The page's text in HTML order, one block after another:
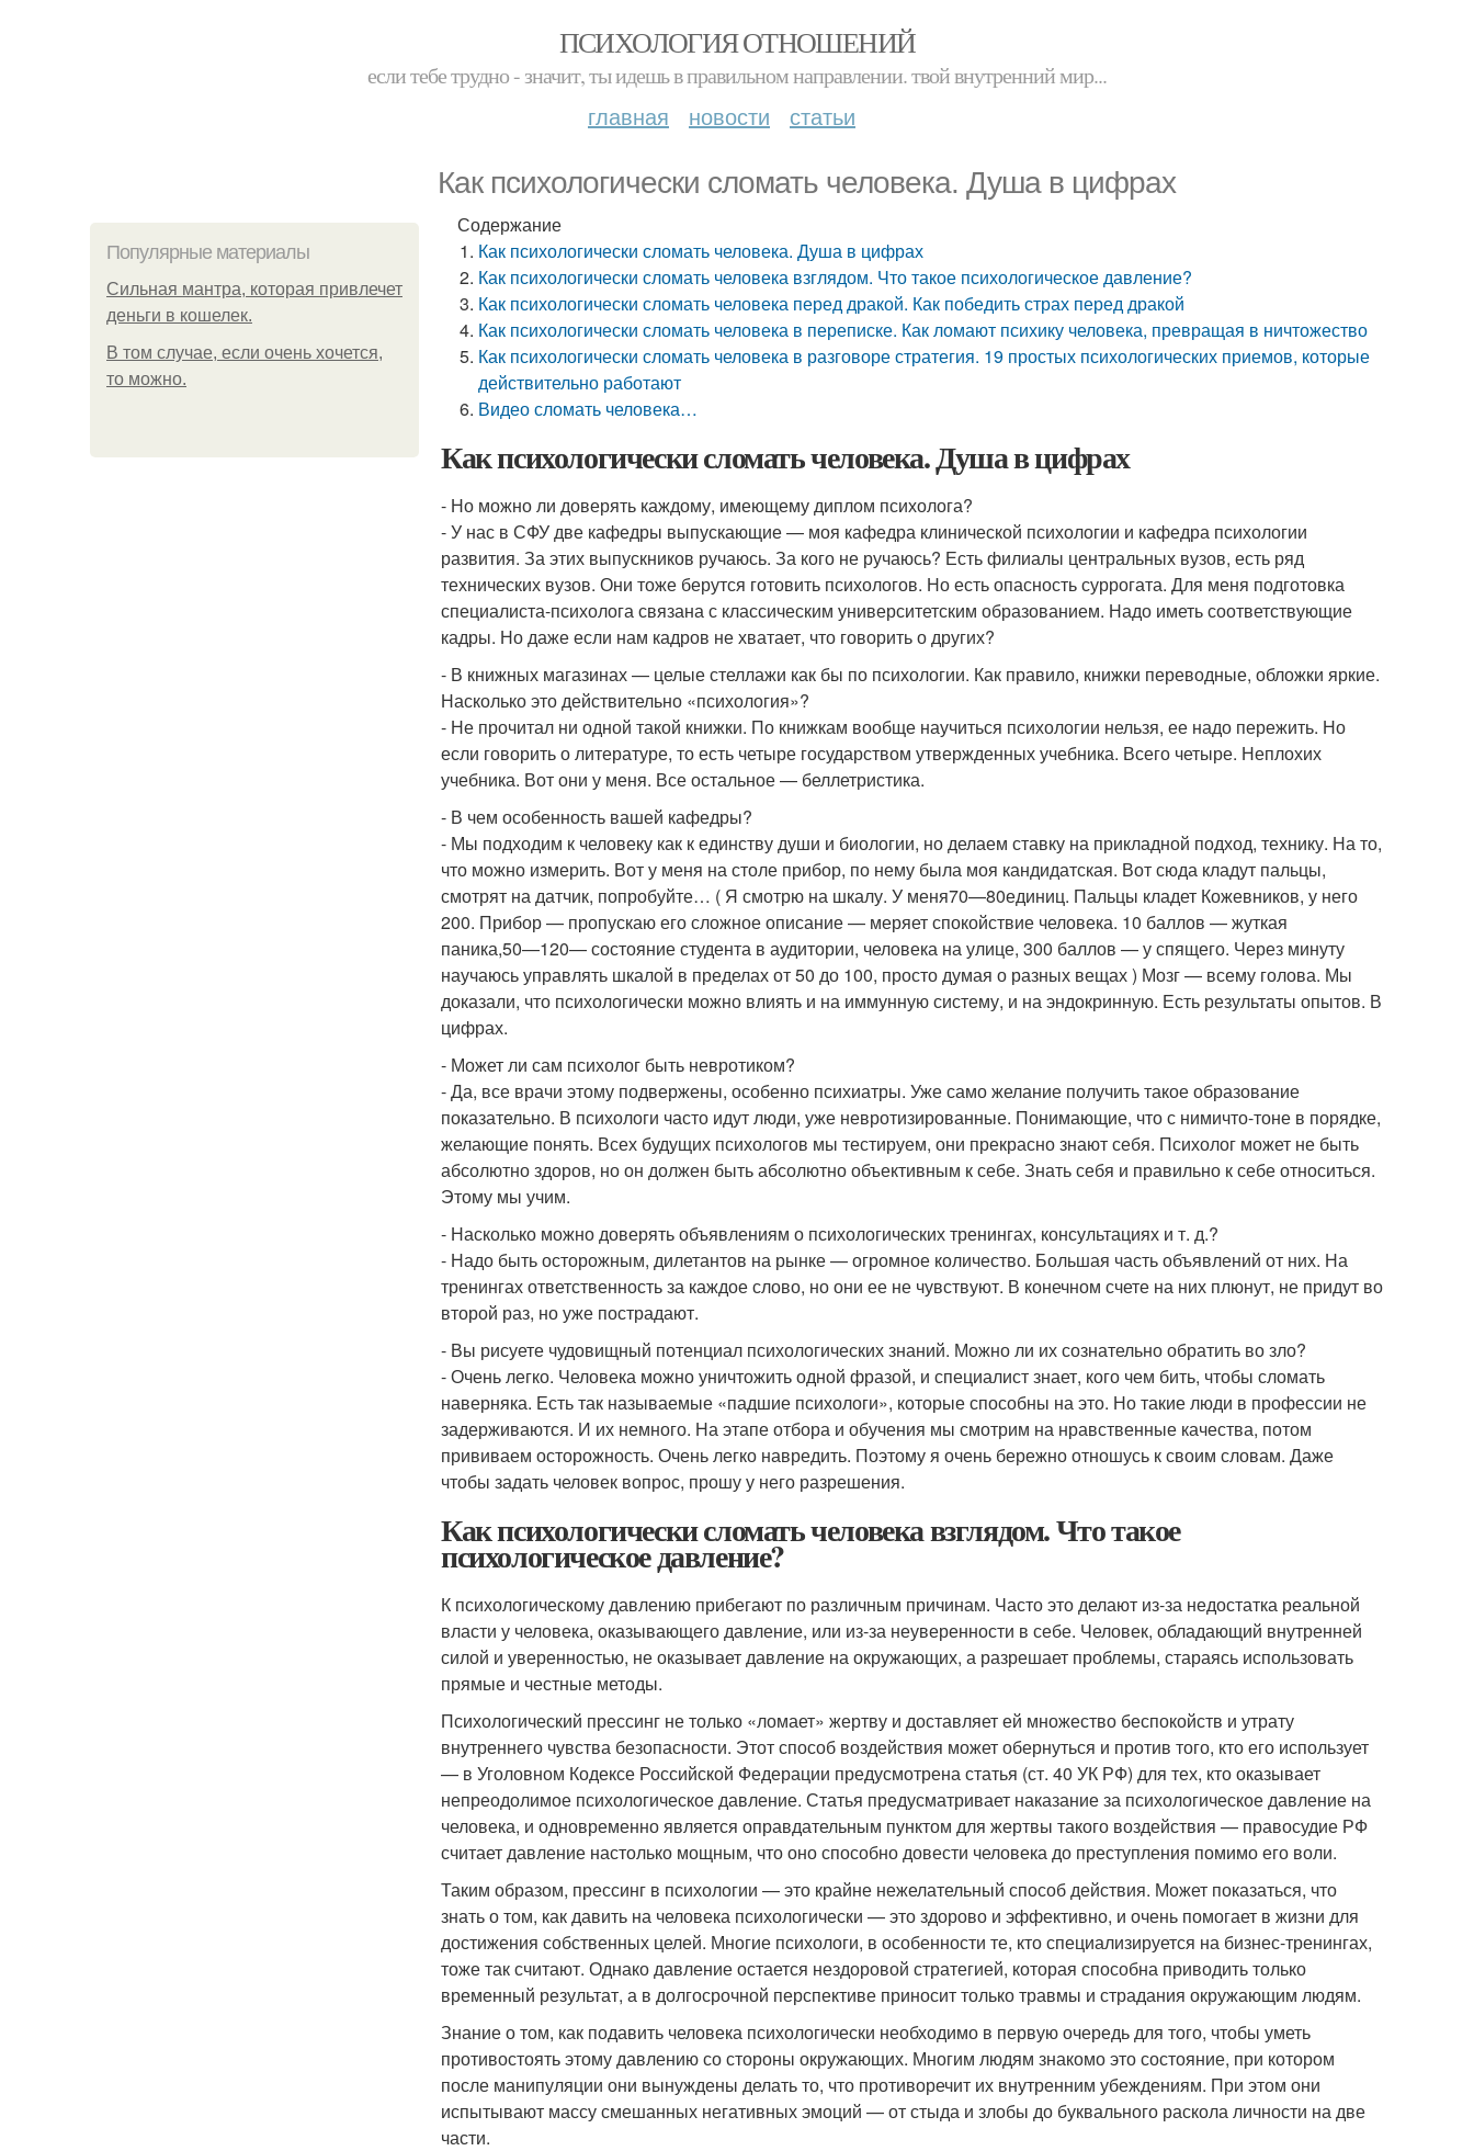
ПСИХОЛОГИЯ ОТНОШЕНИЙ
если тебе трудно - значит, ты идешь в правильном направлении. твой внутренний мир...
главная новости статьи
Как психологически сломать человека. Душа в цифрах
Популярные материалы
Сильная мантра, которая привлечет
деньги в кошелек.
В том случае, если очень хочется,
то можно.
Содержание
Как психологически сломать человека. Душа в цифрах
Как психологически сломать человека взглядом. Что такое психологическое давление?
Как психологически сломать человека перед дракой. Как победить страх перед дракой
Как психологически сломать человека в переписке. Как ломают психику человека, превращая в ничтожество
Как психологически сломать человека в разговоре стратегия. 19 простых психологических приемов, которые
действительно работают
Видео сломать человека…
Как психологически сломать человека. Душа в цифрах
- Но можно ли доверять каждому, имеющему диплом психолога?
- У нас в СФУ две кафедры выпускающие — моя кафедра клинической психологии и кафедра психологии
развития. За этих выпускников ручаюсь. За кого не ручаюсь? Есть филиалы центральных вузов, есть ряд
технических вузов. Они тоже берутся готовить психологов. Но есть опасность суррогата. Для меня подготовка
специалиста-психолога связана с классическим университетским образованием. Надо иметь соответствующие
кадры. Но даже если нам кадров не хватает, что говорить о других?
- В книжных магазинах — целые стеллажи как бы по психологии. Как правило, книжки переводные, обложки яркие.
Насколько это действительно «психология»?
- Не прочитал ни одной такой книжки. По книжкам вообще научиться психологии нельзя, ее надо пережить. Но
если говорить о литературе, то есть четыре государством утвержденных учебника. Всего четыре. Неплохих
учебника. Вот они у меня. Все остальное — беллетристика.
- В чем особенность вашей кафедры?
- Мы подходим к человеку как к единству души и биологии, но делаем ставку на прикладной подход, технику. На то,
что можно измерить. Вот у меня на столе прибор, по нему была моя кандидатская. Вот сюда кладут пальцы,
смотрят на датчик, попробуйте… ( Я смотрю на шкалу. У меня70—80единиц. Пальцы кладет Кожевников, у него
200. Прибор — пропускаю его сложное описание — меряет спокойствие человека. 10 баллов — жуткая
паника,50—120— состояние студента в аудитории, человека на улице, 300 баллов — у спящего. Через минуту
научаюсь управлять шкалой в пределах от 50 до 100, просто думая о разных вещах ) Мозг — всему голова. Мы
доказали, что психологически можно влиять и на иммунную систему, и на эндокринную. Есть результаты опытов. В
цифрах.
- Может ли сам психолог быть невротиком?
- Да, все врачи этому подвержены, особенно психиатры. Уже само желание получить такое образование
показательно. В психологи часто идут люди, уже невротизированные. Понимающие, что с нимичто-тоне в порядке,
желающие понять. Всех будущих психологов мы тестируем, они прекрасно знают себя. Психолог может не быть
абсолютно здоров, но он должен быть абсолютно объективным к себе. Знать себя и правильно к себе относиться.
Этому мы учим.
- Насколько можно доверять объявлениям о психологических тренингах, консультациях и т. д.?
- Надо быть осторожным, дилетантов на рынке — огромное количество. Большая часть объявлений от них. На
тренингах ответственность за каждое слово, но они ее не чувствуют. В конечном счете на них плюнут, не придут во
второй раз, но уже пострадают.
- Вы рисуете чудовищный потенциал психологических знаний. Можно ли их сознательно обратить во зло?
- Очень легко. Человека можно уничтожить одной фразой, и специалист знает, кого чем бить, чтобы сломать
наверняка. Есть так называемые «падшие психологи», которые способны на это. Но такие люди в профессии не
задерживаются. И их немного. На этапе отбора и обучения мы смотрим на нравственные качества, потом
прививаем осторожность. Очень легко навредить. Поэтому я очень бережно отношусь к своим словам. Даже
чтобы задать человек вопрос, прошу у него разрешения.
Как психологически сломать человека взглядом. Что такое
психологическое давление?
К психологическому давлению прибегают по различным причинам. Часто это делают из-за недостатка реальной
власти у человека, оказывающего давление, или из-за неуверенности в себе. Человек, обладающий внутренней
силой и уверенностью, не оказывает давление на окружающих, а разрешает проблемы, стараясь использовать
прямые и честные методы.
Психологический прессинг не только «ломает» жертву и доставляет ей множество беспокойств и утрату
внутреннего чувства безопасности. Этот способ воздействия может обернуться и против того, кто его использует
— в Уголовном Кодексе Российской Федерации предусмотрена статья (ст. 40 УК РФ) для тех, кто оказывает
непреодолимое психологическое давление. Статья предусматривает наказание за психологическое давление на
человека, и одновременно является оправдательным пунктом для жертвы такого воздействия — правосудие РФ
считает давление настолько мощным, что оно способно довести человека до преступления помимо его воли.
Таким образом, прессинг в психологии — это крайне нежелательный способ действия. Может показаться, что
знать о том, как давить на человека психологически — это здорово и эффективно, и очень помогает в жизни для
достижения собственных целей. Многие психологи, в особенности те, кто специализируется на бизнес-тренингах,
тоже так считают. Однако давление остается нездоровой стратегией, которая способна приводить только
временный результат, а в долгосрочной перспективе приносит только травмы и страдания окружающим людям.
Знание о том, как подавить человека психологически необходимо в первую очередь для того, чтобы уметь
противостоять этому давлению со стороны окружающих. Многим людям знакомо это состояние, при котором
после манипуляции они вынуждены делать то, что противоречит их внутренним убеждениям. При этом они
испытывают массу смешанных негативных эмоций — от стыда и злобы до буквального раскола личности на две
части.